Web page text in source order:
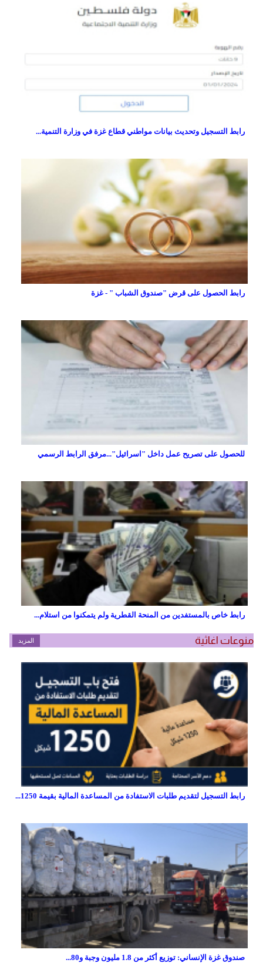
رابط التسجيل وتحديث بيانات مواطني قطاع غزة في وزارة التنمية...
رابط الحصول على قرض "صندوق الشباب " - غزة
للحصول على تصريح عمل داخل "اسرائيل"...مرفق الرابط الرسمي
رابط خاص بالمستفدين من المنحة القطرية ولم يتمكنوا من استلام...
منوعات اغاثية المزيد
رابط التسجيل لتقديم طلبات الاستفادة من المساعدة المالية بقيمة 1250...
صندوق غزة الإنساني: توزيع أكثر من 1.8 مليون وجبة و80...